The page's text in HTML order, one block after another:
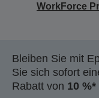
WorkForce
Bleiben Sie mit
Sie sich sofort
Rabatt von 10 %*